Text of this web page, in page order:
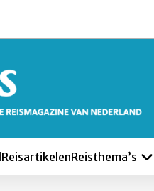
ReisartikelenReisthema’s